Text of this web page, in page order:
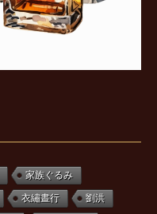
家族ぐるみ
衣繡晝行 劉洪